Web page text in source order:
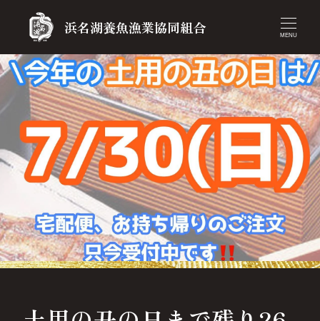
浜名湖養魚漁業協同組合 MENU